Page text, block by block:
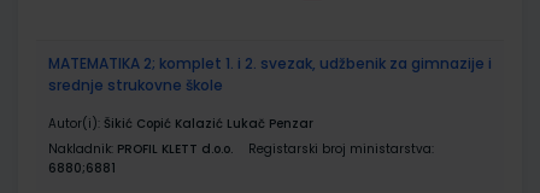
MATEMATIKA 2; komplet 1. i 2. svezak, udžbenik za gimnazije i
srednje strukovne škole
Autor(i): Šikić Copić Kalazić Lukač Penzar
Nakladnik: PROFIL KLETT d.o.o.
Registarski broj ministarstva:
6880;6881